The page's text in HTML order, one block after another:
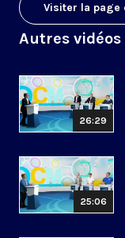
Visiter la page
Autres
26:29
25:06